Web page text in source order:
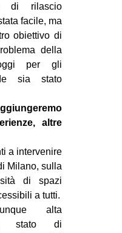
di rilascio
facile, ma
obiettivo di
della
per gli
sia stato
altre
a intervenire
Milano, sulla
di spazi
a tutti.
alta
stato di